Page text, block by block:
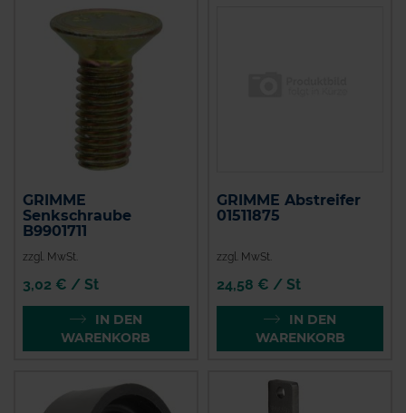
GRIMME
Senkschraube
B9901711
zzgl. MwSt.
3,02 € / St
IN DEN
WARENKORB
GRIMME Abstreifer
01511875
zzgl. MwSt.
24,58 € / St
IN DEN
WARENKORB